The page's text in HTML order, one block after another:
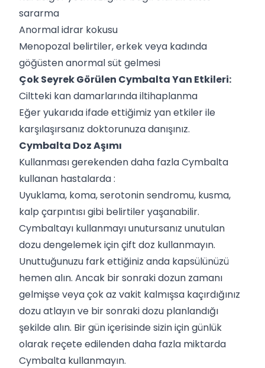
sararma
Anormal idrar kokusu
Menopozal belirtiler, erkek veya kadında
göğüsten anormal süt gelmesi
Çok Seyrek Görülen Cymbalta Yan Etkileri:
Ciltteki kan damarlarında iltihaplanma
Eğer yukarıda ifade ettiğimiz yan etkiler ile
karşılaşırsanız doktorunuza danışınız.
Cymbalta Doz Aşımı
Kullanması gerekenden daha fazla Cymbalta
kullanan hastalarda :
Uyuklama, koma, serotonin sendromu, kusma,
kalp çarpıntısı gibi belirtiler yaşanabilir.
Cymbaltayı kullanmayı unutursanız unutulan
dozu dengelemek için çift doz kullanmayın.
Unuttuğunuzu fark ettiğiniz anda kapsülünüzü
hemen alın. Ancak bir sonraki dozun zamanı
gelmişse veya çok az vakit kalmışsa kaçırdığınız
dozu atlayın ve bir sonraki dozu planlandığı
şekilde alın. Bir gün içerisinde sizin için günlük
olarak reçete edilenden daha fazla miktarda
Cymbalta kullanmayın.